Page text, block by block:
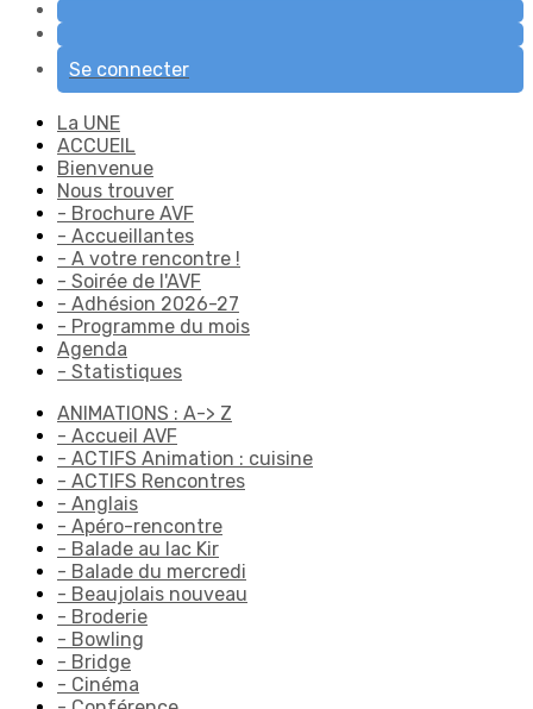
Se connecter
La UNE
ACCUEIL
Bienvenue
Nous trouver
- Brochure AVF
- Accueillantes
- A votre rencontre !
- Soirée de l'AVF
- Adhésion 2026-27
- Programme du mois
Agenda
- Statistiques
ANIMATIONS : A-> Z
- Accueil AVF
- ACTIFS Animation : cuisine
- ACTIFS Rencontres
- Anglais
- Apéro-rencontre
- Balade au lac Kir
- Balade du mercredi
- Beaujolais nouveau
- Broderie
- Bowling
- Bridge
- Cinéma